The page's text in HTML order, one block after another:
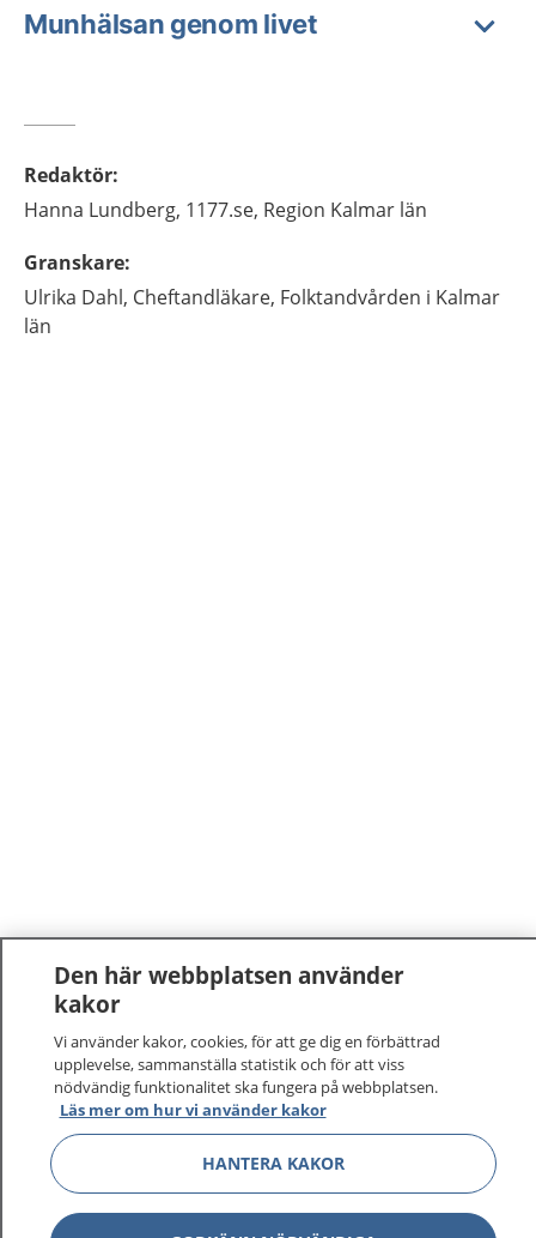
Munhälsan genom livet
Redaktör:
Hanna Lundberg, 1177.se, Region Kalmar län
Granskare:
Ulrika Dahl, Cheftandläkare, Folktandvården i Kalmar
län
1177 –tryggt om din hälsa och vård
På 1177.se får du råd om hälsa och information om
sjukdomar och vilka mottagningar du kan kontakta.
Logga in för att läsa din journal och göra dina
vårdärenden. Ring telefonnummer 1177 för
sjukvårdsrådgivning dygnet runt.
1177 ger dig råd när du vill må bättre.
Den här webbplatsen använder
kakor
Vi använder kakor, cookies, för att ge dig en förbättrad
upplevelse, sammanställa statistik och för att viss
nödvändig funktionalitet ska fungera på webbplatsen.
Läs mer om hur vi använder kakor
HANTERA KAKOR